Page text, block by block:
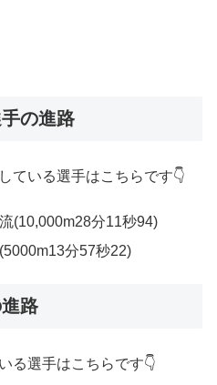
の進路
ている選手はこちらです👇
(10,000m28分11秒94)
分57秒22)
路
る選手はこちらです👇